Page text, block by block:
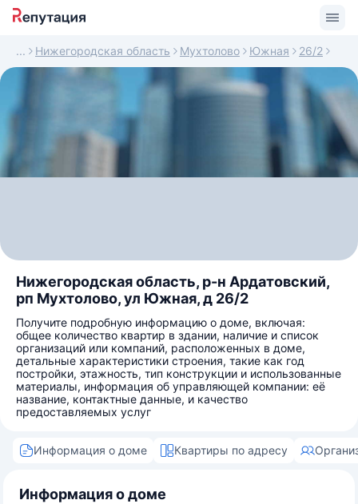
Нижегородская область Мухтолово Южная 26/2
Нижегородская область, р-н Ардатовский,
рп Мухтолово, ул Южная, д 26/2
Получите подробную информацию о доме, включая:
общее количество квартир в здании, наличие и список
организаций или компаний, расположенных в доме,
детальные характеристики строения, такие как год
постройки, этажность, тип конструкции и использованные
материалы, информация об управляющей компании: её
название, контактные данные, и качество
предоставляемых услуг
Информация о доме Квартиры по адресу
Информация о доме